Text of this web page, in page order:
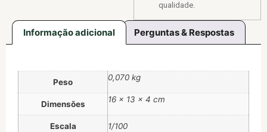
qualidade.
Informação adicional Perguntas & Respostas
Peso 0,070 kg
Dimensões 16 × 13 × 4 cm
Escala 1/100